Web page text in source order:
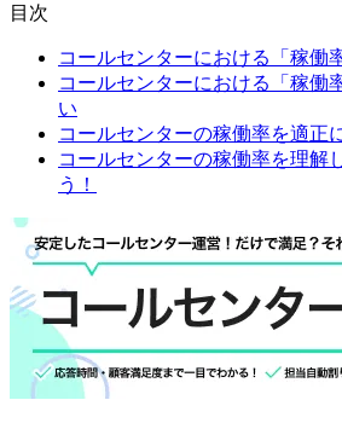
目次
コールセンターにおける「稼働
コールセンターにおける「稼働
い
コールセンターの稼働率を適正
コールセンターの稼働率を理解
う！